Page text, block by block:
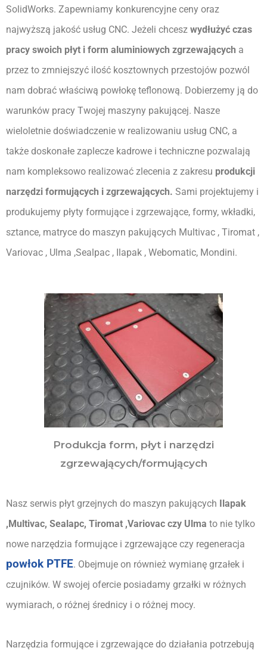
SolidWorks. Zapewniamy konkurencyjne ceny oraz
najwyższą jakość usług CNC. Jeżeli chcesz wydłużyć czas
pracy swoich płyt i form aluminiowych zgrzewających a
przez to zmniejszyć ilość kosztownych przestojów pozwól
nam dobrać właściwą powłokę teflonową. Dobierzemy ją do
warunków pracy Twojej maszyny pakującej. Nasze
wieloletnie doświadczenie w realizowaniu usług CNC, a
także doskonałe zaplecze kadrowe i techniczne pozwalają
nam kompleksowo realizować zlecenia z zakresu produkcji
narzędzi formujących i zgrzewających. Sami projektujemy i
produkujemy płyty formujące i zgrzewające, formy, wkładki,
sztance, matryce do maszyn pakujących Multivac , Tiromat ,
Variovac , Ulma ,Sealpac , Ilapak , Webomatic, Mondini.
Produkcja form, płyt i narzędzi
zgrzewających/formujących
Nasz serwis płyt grzejnych do maszyn pakujących Ilapak
,Multivac, Sealapc, Tiromat ,Variovac czy Ulma to nie tylko
powłok PTFE. Obejmuje on również wymianę grzałek i
czujników. W swojej ofercie posiadamy grzałki w różnych
wymiarach, o różnej średnicy i o różnej mocy.
Narzędzia formujące i zgrzewające do działania potrzebują